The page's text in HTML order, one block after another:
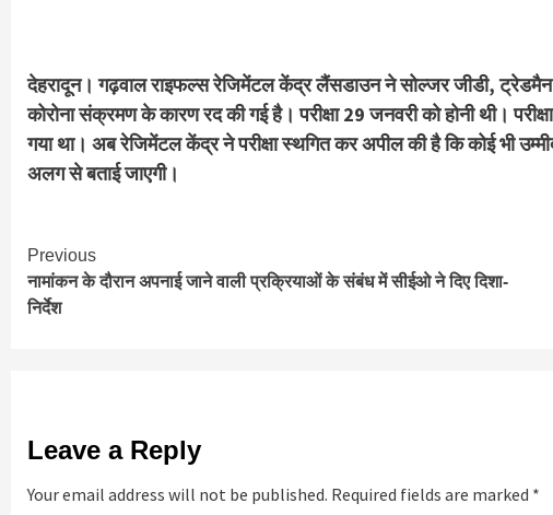
देहरादून। गढ़वाल राइफल्स रेजिमेंटल केंद्र लैंसडाउन ने सोल्जर जीडी, ट्रेडमैन
कोरोना संक्रमण के कारण रद की गई है। परीक्षा 29 जनवरी को होनी थी।
गया था। अब रेजिमेंटल केंद्र ने परीक्षा स्थगित कर अपील की है कि कोई भी
अलग से बताई जाएगी।
Continue
Reading
Previous
नामांकन के दौरान अपनाई जाने वाली प्रक्रियाओं के संबंध में सीईओ ने दिए दिशा-
निर्देश
Leave a Reply
Your email address will not be published. Required fields are marked *